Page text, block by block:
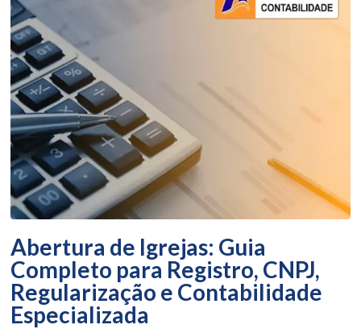
Abertura de Igrejas: Guia
Completo para Registro, CNPJ,
Regularização e Contabilidade
Especializada